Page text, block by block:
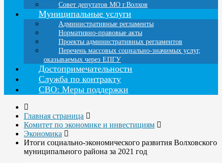
Совет депутатов МО г.Волхов
Муниципальные услуги
Административные регламенты
Нормативно-правовые акты
Проекты административных регламентов
Перечень массовых социально-значимых услуг,
оказываемых через ЕПГУ
Достопримечательности
Служба по контракту
СВО: Меры поддержки
Главная страница
Комитет по экономике и инвестициям
Экономика
Итоги социально-экономического развития Волховского
муниципального района за 2021 год